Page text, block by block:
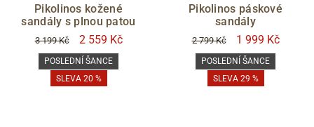
Pikolinos kožené
sandály s plnou patou
3 199 Kč 2 559 Kč
POSLEDNÍ ŠANCE
SLEVA 20 %
Pikolinos páskové
sandály
2 799 Kč 1 999 Kč
POSLEDNÍ ŠANCE
SLEVA 29 %